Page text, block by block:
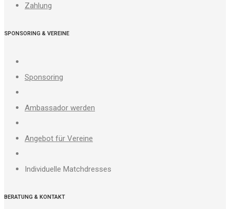
Zahlung
SPONSORING & VEREINE
Sponsoring
Ambassador werden
Angebot für Vereine
Individuelle Matchdresses
BERATUNG & KONTAKT